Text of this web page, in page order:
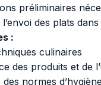
préliminaires
des plats
:
culinaires
des produits et de
normes